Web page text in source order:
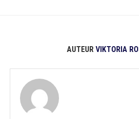
AUTEUR VIKTORIA